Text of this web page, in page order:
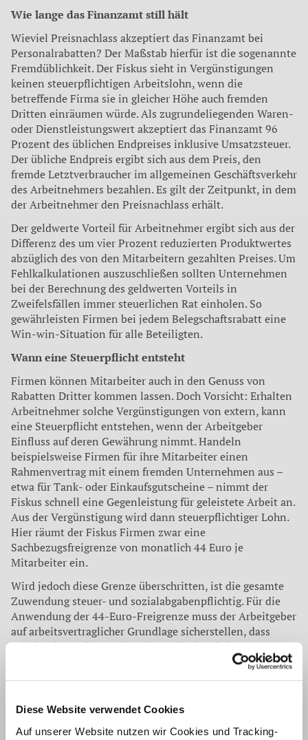
Diese Website verwendet Cookies
Auf unserer Website nutzen wir Cookies und Tracking-
Wie lange das Finanzamt still hält
Wieviel Preisnachlass akzeptiert das Finanzamt bei
Personalrabatten? Der Maßstab hierfür ist die sogenannte
Fremdüblichkeit. Der Fiskus sieht in Vergünstigungen
keinen steuerpflichtigen Arbeitslohn, wenn die
betreffende Firma sie in gleicher Höhe auch fremden
Dritten einräumen würde. Als zugrundeliegenden Waren-
oder Dienstleistungswert akzeptiert das Finanzamt 96
Prozent des üblichen Endpreises inklusive Umsatzsteuer.
Der übliche Endpreis ergibt sich aus dem Preis, den
fremde Letztverbraucher im allgemeinen Geschäftsverkehr
des Arbeitnehmers bezahlen. Es gilt der Zeitpunkt, in dem
der Arbeitnehmer den Preisnachlass erhält.
Der geldwerte Vorteil für Arbeitnehmer ergibt sich aus der
Differenz des um vier Prozent reduzierten Produktwertes
abzüglich des von den Mitarbeitern gezahlten Preises. Um
Fehlkalkulationen auszuschließen sollten Unternehmen
bei der Berechnung des geldwerten Vorteils in
Zweifelsfällen immer steuerlichen Rat einholen. So
gewährleisten Firmen bei jedem Belegschaftsrabatt eine
Win-win-Situation für alle Beteiligten.
Wann eine Steuerpflicht entsteht
Firmen können Mitarbeiter auch in den Genuss von
Rabatten Dritter kommen lassen. Doch Vorsicht: Erhalten
Arbeitnehmer solche Vergünstigungen von extern, kann
eine Steuerpflicht entstehen, wenn der Arbeitgeber
Einfluss auf deren Gewährung nimmt. Handeln
beispielsweise Firmen für ihre Mitarbeiter einen
Rahmenvertrag mit einem fremden Unternehmen aus –
etwa für Tank- oder Einkaufsgutscheine – nimmt der
Fiskus schnell eine Gegenleistung für geleistete Arbeit an.
Aus der Vergünstigung wird dann steuerpflichtiger Lohn.
Hier räumt der Fiskus Firmen zwar eine
Sachbezugsfreigrenze von monatlich 44 Euro je
Mitarbeiter ein.
Wird jedoch diese Grenze überschritten, ist die gesamte
Zuwendung steuer- und sozialabgabenpflichtig. Für die
Anwendung der 44-Euro-Freigrenze muss der Arbeitgeber
auf arbeitsvertraglicher Grundlage sicherstellen, dass
Arbeitnehmer die Vergünstigung direkt erhalten. Bei
Zahlung durch den Arbeitnehmer und nachfolgende
Erstattung durch den Arbeitgeber hingegen kann der
Aktuelles Urteil lässt den Fiskus leer ausgehen